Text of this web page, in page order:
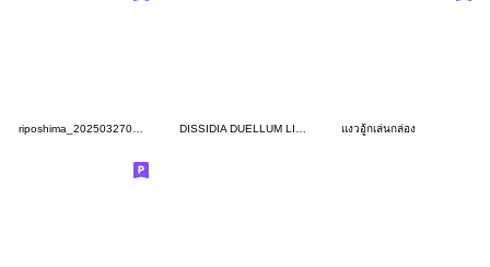
แงวอู้กเล่นกล่อง